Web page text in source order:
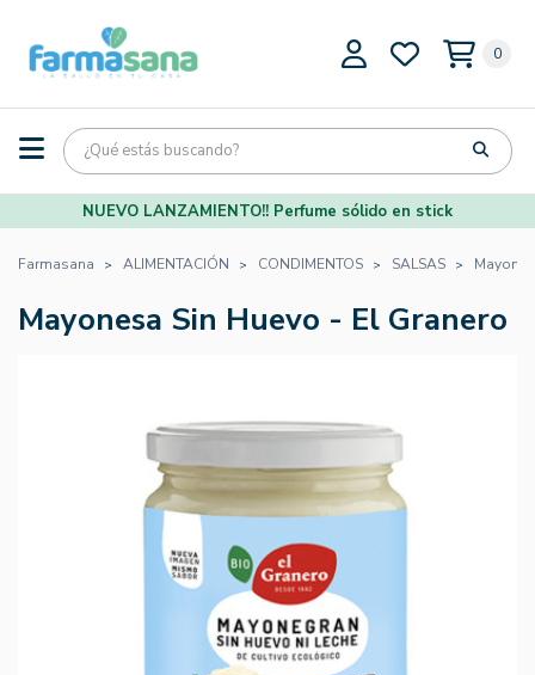
0
NUEVO LANZAMIENTO!! Perfume sólido en stick
Farmasana ALIMENTACIÓN CONDIMENTOS SALSAS
Mayonesa Sin Huevo - El Granero